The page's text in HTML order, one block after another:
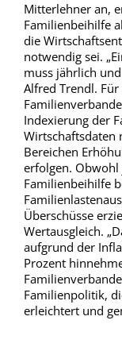
Mitterlehner an,
Familienbeihilfe
die
notwendig sei.
muss jährlich
Alfred Trendl.
Indexierung der
Wirtschaftsdaten
Bereichen
erfolgen. Obwohl
Familienbeihilfe
Überschüsse
Wertausgleich.
aufgrund der
Prozent
Familienpolitik,
erleichtert und